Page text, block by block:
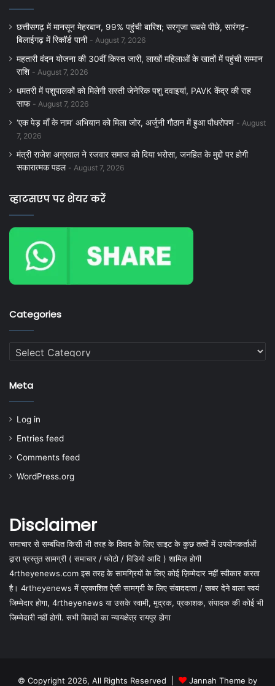
छत्तीसगढ़ में मानसून मेहरबान, 99% पहुंची बारिश; सरगुजा सबसे पीछे, सारंगढ़-
बिलाईगढ़ में रिकॉर्ड पानी
August 7, 2026
महतारी वंदन योजना की 30वीं किस्त जारी, लाखों महिलाओं के खातों में पहुंची सम्मान
राशि
August 7, 2026
धमतरी में पशुपालकों को मिलेगी सस्ती जेनेरिक पशु दवाइयां, PAVK केंद्र की राह
साफ
August 7, 2026
‘एक पेड़ माँ के नाम’ अभियान को मिला जोर, अर्जुनी गौठान में हुआ पौधरोपण
August
7, 2026
मंत्री राजेश अग्रवाल ने रजवार समाज को दिया भरोसा, जनहित के मुद्दों पर होगी
सकारात्मक पहल
August 7, 2026
व्हाटसएप पर शेयर करें
Categories
Categories
Meta
Log in
Entries feed
Comments feed
WordPress.org
Disclaimer
समाचार से सम्बंधित किसी भी तरह के विवाद के लिए साइट के कुछ तत्वों में उपयोगकर्ताओं
द्वारा प्रस्तुत सामग्री ( समाचार / फोटो / विडियो आदि ) शामिल होगी
4rtheyenews.com इस तरह के सामग्रियों के लिए कोई ज़िम्मेदार नहीं स्वीकार करता
है। 4rtheyenews में प्रकाशित ऐसी सामग्री के लिए संवाददाता / खबर देने वाला स्वयं
जिम्मेदार होगा, 4rtheyenews या उसके स्वामी, मुद्रक, प्रकाशक, संपादक की कोई भी
जिम्मेदारी नहीं होगी. सभी विवादों का न्यायक्षेत्र रायपुर होगा
© Copyright 2026, All Rights Reserved | Jannah Theme by